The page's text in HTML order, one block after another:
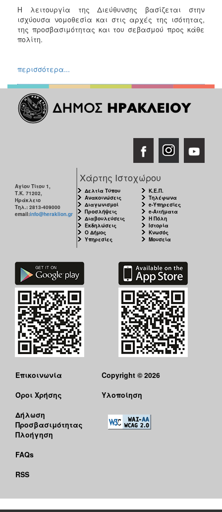
Αυτόματοι
Απινιδωτές
ΕΠΙΚΑΙΡΟΤΗΤΑ
ΕΠΙΣΚΕΠΤΗΣ
ΗΡΑΚΛΕΙΟ
Η λειτουργία της Διεύθυνσης βασίζεται στην
ισχύουσα νομοθεσία και στις αρχές της ισότητας,
της προσβασιμότητας και του σεβασμού προς κάθε
πολίτη.
περισσότερα...
Αγίου Τίτου 1,
Τ.Κ. 71202,
Ηράκλειο
Τηλ.: 2813-409000
email:info@heraklion.gr
Χάρτης Ιστοχώρου
Δελτία Τύπου
Ανακοινώσεις
Διαγωνισμοί
Προσλήψεις
Διαβουλεύσεις
Εκδηλώσεις
Ο Δήμος
Υπηρεσίες
Κ.Ε.Π.
Τηλέφωνα
e-Υπηρεσίες
e-Αιτήματα
Η Πόλη
Ιστορία
Κνωσός
Μουσεία
Επικοινωνία
Όροι Χρήσης
Δήλωση
Προσβασιμότητας
Πλοήγηση
FAQs
RSS
Copyright © 2026
Υλοποίηση